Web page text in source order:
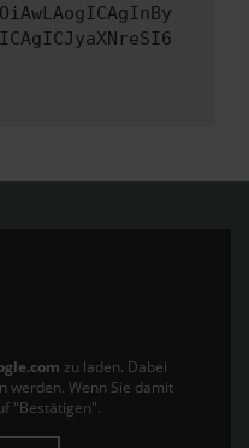
zu laden. Dabei
werden. Wenn Sie damit
"Bestätigen".